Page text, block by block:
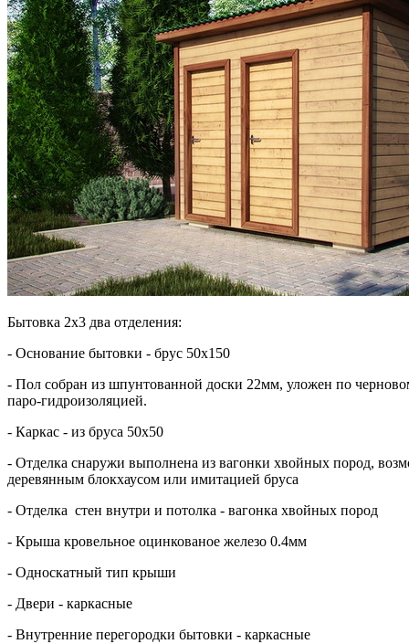
Бытовка 2х3 два отделения:
- Основание бытовки - брус 50х150
- Пол собран из шпунтованной доски 22мм, уложен по
паро-гидроизоляцией.
- Каркас - из бруса 50х50
- Отделка снаружи выполнена из вагонки хвойных пород,
деревянным блокхаусом или имитацией бруса
- Отделка стен внутри и потолка - вагонка хвойных пород
- Крыша кровельное оцинкованое железо 0.4мм
- Односкатный тип крыши
- Двери - каркасные
- Внутренние перегородки бытовки - каркасные